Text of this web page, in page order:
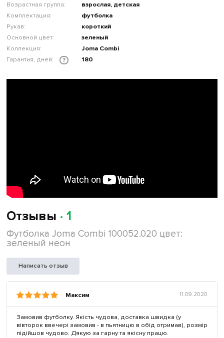
Возрастная группа:
взрослая, детская
Комплектация:
футболка
Рукав:
короткий
Основной цвет:
зеленый
Коллекция:
Joma Combi
Гарантия, дней:
? 180
Отзывы · 1
Футболка Joma Combi 100052.020 цвет:
зеленый неон
Написать отзыв
Максим 11.09.2020
Замовив футболку. Якість чудова, доставка швидка (у
вівторок ввечері замовив - в пьятницю в обід отримав), розмір
підійшов чудово. Дякую за гарну та якісну працю.